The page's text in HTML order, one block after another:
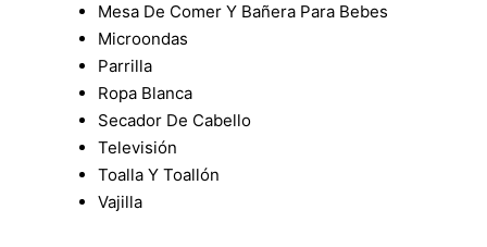
Mesa De Comer Y Bañera Para Bebes
Microondas
Parrilla
Ropa Blanca
Secador De Cabello
Televisión
Toalla Y Toallón
Vajilla